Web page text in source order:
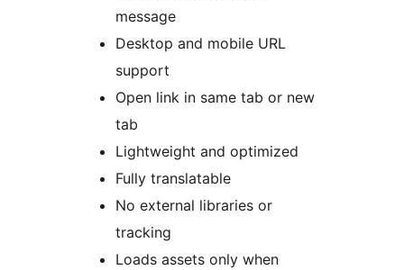
message
Desktop and mobile URL
support
Open link in same tab or new
tab
Lightweight and optimized
Fully translatable
No external libraries or
tracking
Loads assets only when